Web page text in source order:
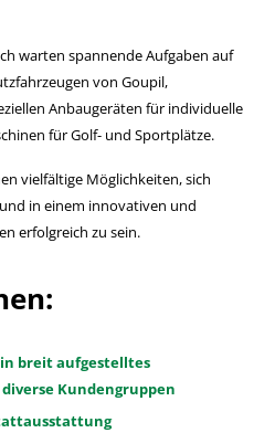
warten spannende Aufgaben auf
von Goupil,
Anbaugeräten für individuelle
für Golf- und Sportplätze.
vielfältige Möglichkeiten, sich
in einem innovativen und
erfolgreich zu sein.
breit aufgestelltes
Kundengruppen